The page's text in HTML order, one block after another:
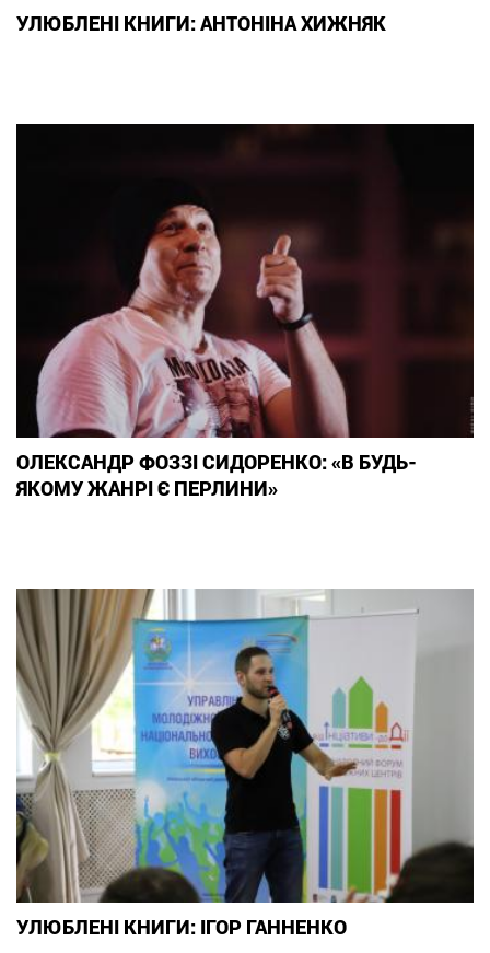
УЛЮБЛЕНІ КНИГИ: АНТОНІНА ХИЖНЯК
ОЛЕКСАНДР ФОЗЗІ СИДОРЕНКО: «В БУДЬ-
ЯКОМУ ЖАНРІ Є ПЕРЛИНИ»
УЛЮБЛЕНІ КНИГИ: ІГОР ГАННЕНКО